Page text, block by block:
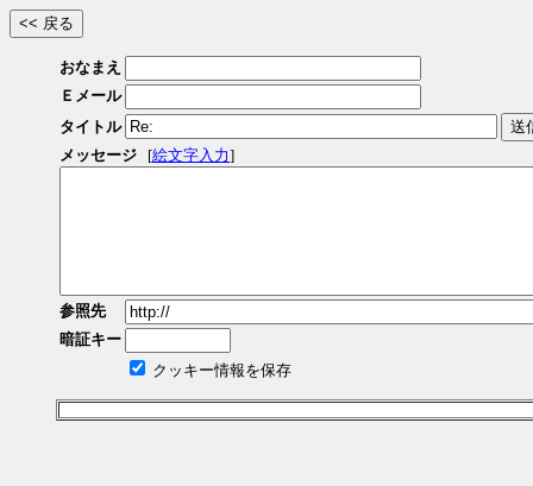
おなまえ
Ｅメール
タイトル
メッセージ
[絵文字入力]
参照先
暗証キー
クッキー情報を保存